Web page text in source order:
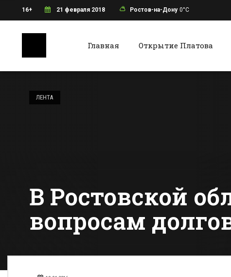
16+ 21 февраля 2018 Ростов-на-Дону 0°C
Главная Открытие Платова
ЛЕНТА
В Ростовской
вопросам